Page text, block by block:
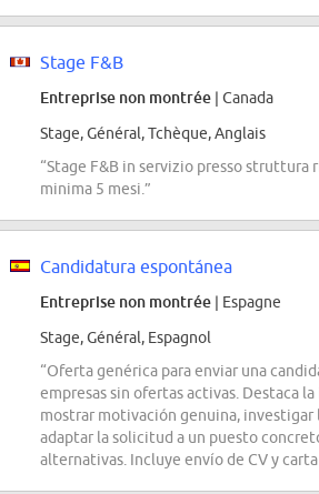
Stage F&B
Entreprise non montrée | Canada
Stage, Général, Tchèque, Anglais
“Stage F&B in servizio presso struttura
minima 5 mesi.”
Candidatura espontánea
Entreprise non montrée | Espagne
Stage, Général, Espagnol
“Oferta genérica para enviar una
empresas sin ofertas activas. Destaca
mostrar motivación genuina, investigar
adaptar la solicitud a un puesto
alternativas. Incluye envío de CV y